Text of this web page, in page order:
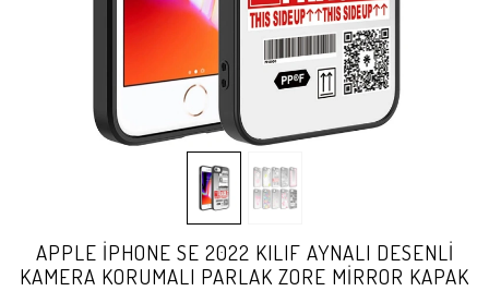
APPLE İPHONE SE 2022 KILIF AYNALI DESENLİ
KAMERA KORUMALI PARLAK ZORE MİRROR KAPAK